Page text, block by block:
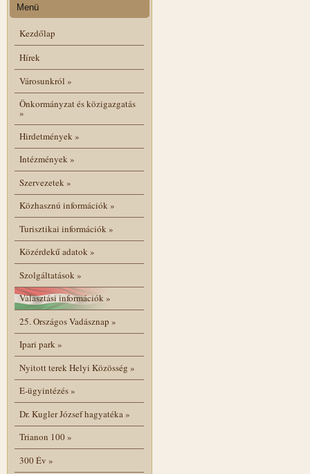
Menü
Kezdőlap
Hírek
Városunkról »
Önkormányzat és közigazgatás
»
Hirdetmények»
Intézmények»
Szervezetek»
Közhasznú információk»
Turisztikai információk»
Közérdekű adatok»
Szolgáltatások»
Választási információk»
25. Országos Vadásznap »
Ipari park»
Nyitott terek Helyi Közösség »
E-ügyintézés»
Dr. Kugler József hagyatéka»
Trianon 100»
300 Év »